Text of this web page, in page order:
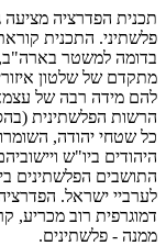
תכנית הפדרציה מציעה
פלשתיני. התכנית
מתקדם של שלטון
להם מידה רבה של
הרשות הפלשתינית
כל שטחי יהודה,
היהודים ביו"ש
התושבים הפלשתינים
לערביי ישראל.
דמוגרפית רוב מכריע,
ממנה - פלשתינים.